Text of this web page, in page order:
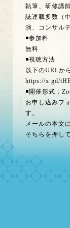
執筆、研修講
誌連載多数（
演、コンサル
◾️参加料
無料
◾️視聴方法
以下のURLか
https://x.gd/
◾️開催形式：
お申し込みフ
す。
メールの本文
そちらを押し